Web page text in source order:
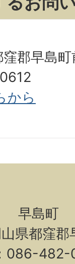
郡早島
から
早島町
県都窪郡
086-482-